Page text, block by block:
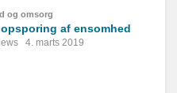
og omsorg
af ensomhed
4. marts 2019